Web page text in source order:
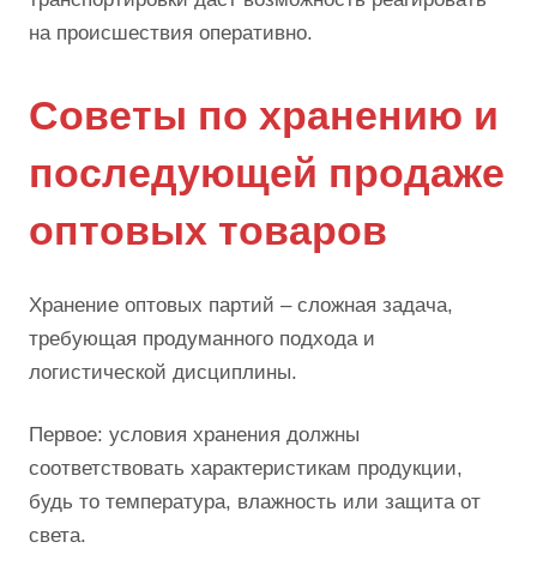
на происшествия оперативно.
Советы по хранению и
последующей продаже
оптовых товаров
Хранение оптовых партий – сложная задача,
требующая продуманного подхода и
логистической дисциплины.
Первое: условия хранения должны
соответствовать характеристикам продукции,
будь то температура, влажность или защита от
света.